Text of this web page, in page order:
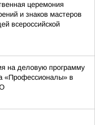
церемония
и знаков мастеров
всероссийской
на деловую программу
«Профессионалы» в